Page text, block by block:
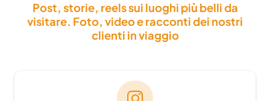
Post, storie, reels sui luoghi più belli da
visitare. Foto, video e racconti dei nostri
clienti in viaggio